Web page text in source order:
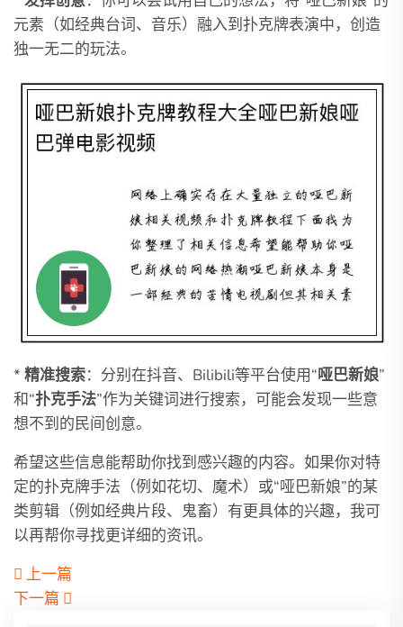
元素（如经典台词、音乐）融入到扑克牌表演中，创造
独一无二的玩法。
* 精准搜索：分别在抖音、Bilibili等平台使用“哑巴新娘”
和“扑克手法”作为关键词进行搜索，可能会发现一些意
想不到的民间创意。
希望这些信息能帮助你找到感兴趣的内容。如果你对特
定的扑克牌手法（例如花切、魔术）或“哑巴新娘”的某
类剪辑（例如经典片段、鬼畜）有更具体的兴趣，我可
以再帮你寻找更详细的资讯。
上一篇
下一篇